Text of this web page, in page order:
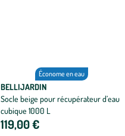
Économe en eau
BELLIJARDIN
Socle beige pour récupérateur d’eau
cubique 1000 L
119,00 €